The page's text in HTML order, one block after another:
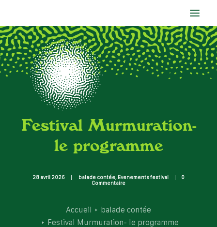
accueil
la compagnie
spectacles
Festival Murmuration-
le programme
28 avril 2026 | balade contée, Evenements festival |
0
Commentaire
Accueil
balade contée
Festival Murmuration- le programme